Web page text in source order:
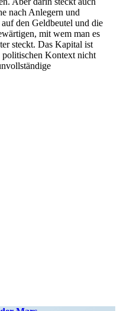
nach Anlegern und
den Geldbeutel und die
mit wem man es
steckt. Das Kapital ist
politi­schen Kontext nicht